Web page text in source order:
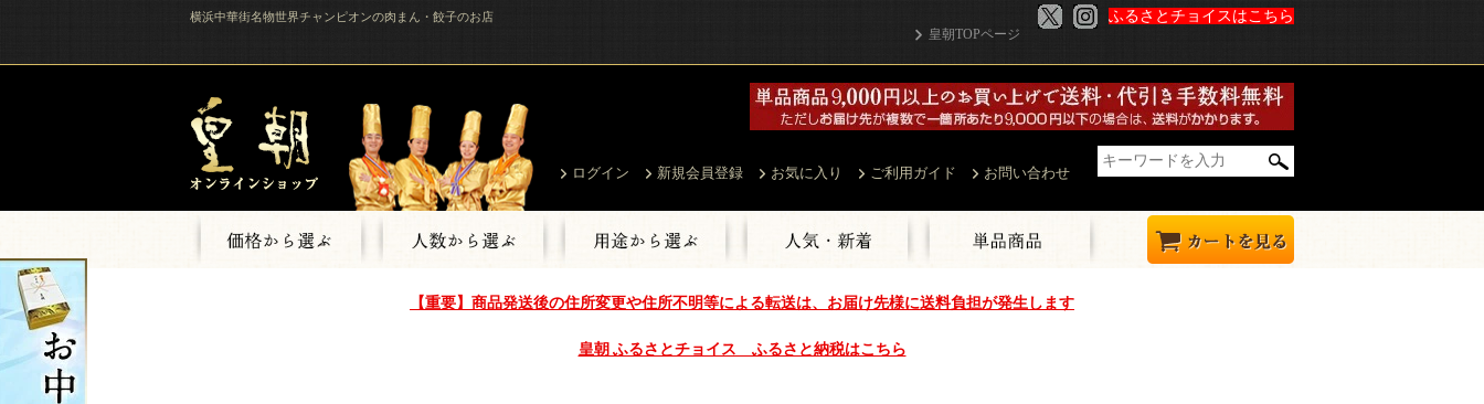
横浜中華街名物世界チャンピオンの肉まん・餃子のお店
皇朝TOPページ
ふるさとチョイスはこちら
ログイン 新規会員登録 お気に入り ご利用ガイド お問い合わせ
【重要】商品発送後の住所変更や住所不明等による転送は、お届け先様に送料負担が発生します
皇朝 ふるさとチョイス ふるさと納税はこちら